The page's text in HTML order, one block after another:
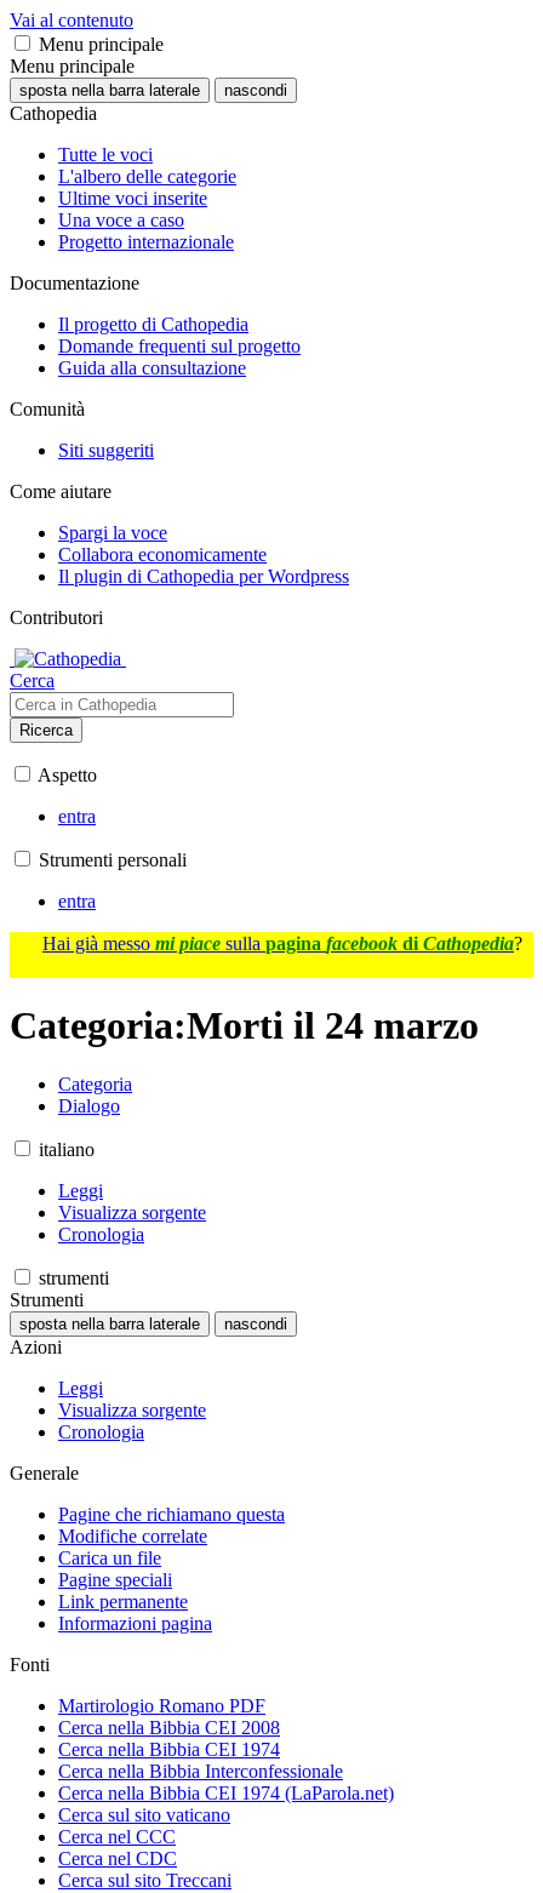
Vai al contenuto
Menu principale
Menu principale
sposta nella barra laterale nascondi
Cathopedia
Tutte le voci
L'albero delle categorie
Ultime voci inserite
Una voce a caso
Progetto internazionale
Documentazione
Il progetto di Cathopedia
Domande frequenti sul progetto
Guida alla consultazione
Comunità
Siti suggeriti
Come aiutare
Spargi la voce
Collabora economicamente
Il plugin di Cathopedia per Wordpress
Contributori
Cerca
Ricerca
Aspetto
entra
Strumenti personali
entra
Hai già messo mi piace sulla pagina facebook di Cathopedia?
Categoria:Morti il 24 marzo
Categoria
Dialogo
italiano
Leggi
Visualizza sorgente
Cronologia
strumenti
Strumenti
sposta nella barra laterale nascondi
Azioni
Leggi
Visualizza sorgente
Cronologia
Generale
Pagine che richiamano questa
Modifiche correlate
Carica un file
Pagine speciali
Link permanente
Informazioni pagina
Fonti
Martirologio Romano PDF
Cerca nella Bibbia CEI 2008
Cerca nella Bibbia CEI 1974
Cerca nella Bibbia Interconfessionale
Cerca nella Bibbia CEI 1974 (LaParola.net)
Cerca sul sito vaticano
Cerca nel CCC
Cerca nel CDC
Cerca sul sito Treccani